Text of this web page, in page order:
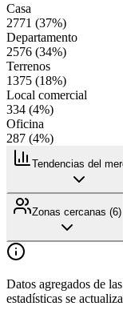
Casa
2771 (37%)
Departamento
2576 (34%)
Terrenos
1375 (18%)
Local comercial
334 (4%)
Oficina
287 (4%)
Tendencias del
Zonas cercanas (6)
Datos agregados de
estadísticas se